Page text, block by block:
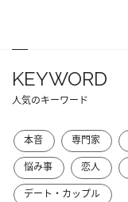
KEYWORD
人気のキーワード
本音 専門家
悩み事
恋人
デート・カップル